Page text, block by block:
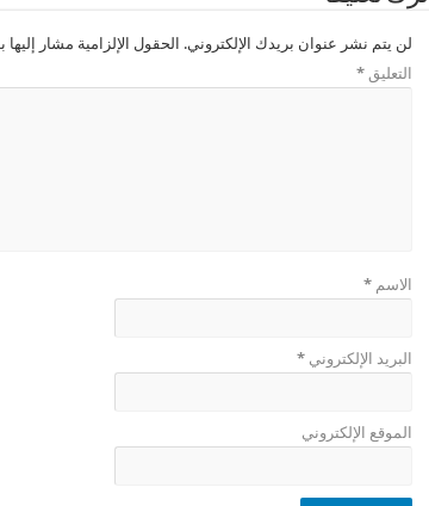
لن يتم نشر عنوان بريدك الإلكتروني. الحقول الإلزامية مشار إليها
التعليق *
الاسم *
البريد الإلكتروني *
الموقع الإلكتروني